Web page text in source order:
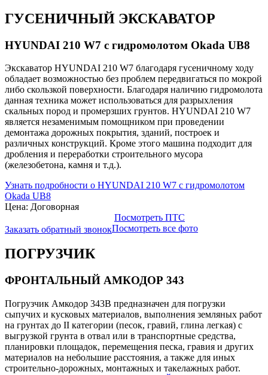
ГУСЕНИЧНЫЙ ЭКСКАВАТОР
HYUNDAI 210 W7 с гидромолотом Okada UB8
Экскаватор HYUNDAI 210 W7 благодаря гусеничному ходу
обладает возможностью без проблем передвигаться по мокрой
либо скользкой поверхности. Благодаря наличию гидромолота
данная техника может использоваться для разрыхления
скальных пород и промерзших грунтов. HYUNDAI 210 W7
является незаменимым помощником при проведении
демонтажа дорожных покрытия, зданий, построек и
различных конструкций. Кроме этого машина подходит для
дробления и переработки строительного мусора
(железобетона, камня и т.д.).
Узнать подробности о HYUNDAI 210 W7 с гидромолотом
Okada UB8
Цена: Договорная
Заказать обратный звонок
Посмотреть ПТС
Посмотреть все фото
ПОГРУЗЧИК
ФРОНТАЛЬНЫЙ АМКОДОР 343
Погрузчик Амкодор 343В предназначен для погрузки
сыпучих и кусковых материалов, выполнения земляных работ
на грунтах до II категории (песок, гравий, глина легкая) с
выгрузкой грунта в отвал или в транспортные средства,
планировки площадок, перемещения песка, гравия и других
материалов на небольшие расстояния, а также для иных
строительно-дорожных, монтажных и такелажных работ.